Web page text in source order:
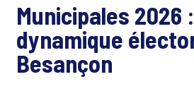
Municipales 2026
dynamique
Besançon